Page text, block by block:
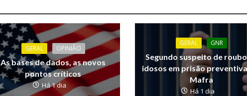
GERAL OPINIÃO
As bases de dados, as novos
pontos críticos
Há 1 dia
GERAL GNR
Segundo suspeito de
idosos em prisão
Mafra
Há 1 dia